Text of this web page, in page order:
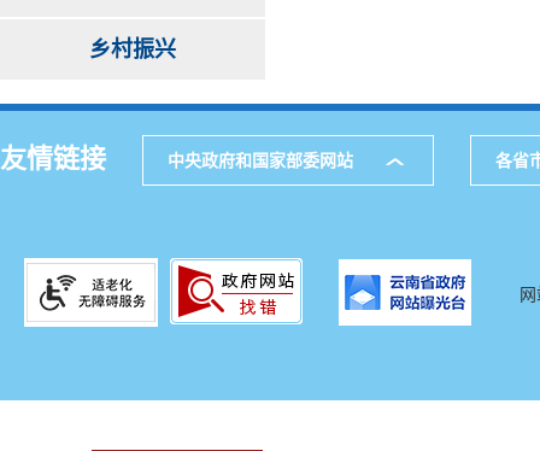
乡村振兴
友情链接 中央政府和国家部委网站 各省